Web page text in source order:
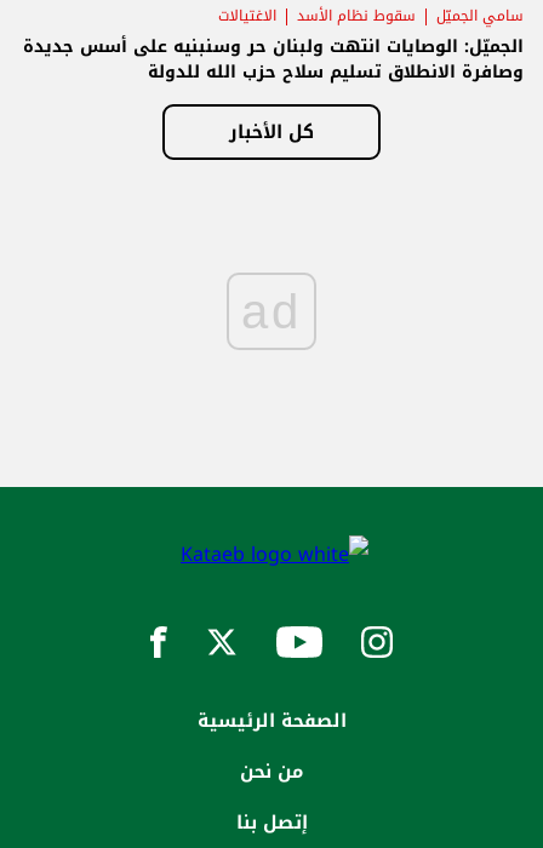
سامي الجميّل سقوط نظام الأسد الاغتيالات
الجميّل: الوصايات انتهت ولبنان حر وسنبنيه على أسس جديدة
وصافرة الانطلاق تسليم سلاح حزب الله للدولة
كل الأخبار
ad
الصفحة الرئيسية
من نحن
إتصل بنا